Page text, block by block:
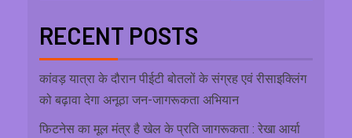
RECENT POSTS
कांवड़ यात्रा के दौरान पीईटी बोतलों के संग्रह एवं रीसाइक्लिंग
को बढ़ावा देगा अनूठा जन-जागरूकता अभियान
फिटनेस का मूल मंत्र है खेल के प्रति जागरूकता : रेखा आर्या